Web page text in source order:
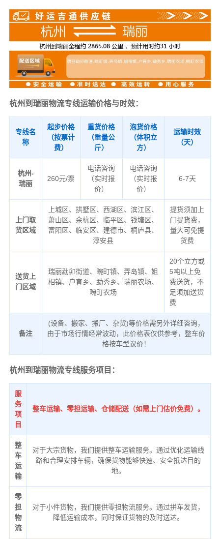
杭州到瑞丽物流专线运输价格与时效：
专线名
称
起步价格
（按票计
费）
重货价格
（重量公
斤）
泡货价格
（体积立
方）
运输时效
（天）
杭州-
瑞丽
260元/票
电话咨询
（实时报
价）
电话咨询
（实时报
价）
6-7天
上门取
货区域
上城区、拱墅区、西湖区、滨江区、
萧山区、余杭区、临平区、钱塘区、
富阳区、临安区、建德市、桐庐县、
淳安县
提货须加上
门提货费，
量大可免提
货费
送货上
门区域
瑞丽勐卯街道、畹町镇、弄岛镇、姐
相镇、户育乡、勐秀乡、瑞丽农场、
畹町农场
20个立方或
5吨以上免
费送货，不
足须加送货
费
备注
(设备、搬家、搬厂、杂货)等价格需另外详细咨询，
由于市场行情经常波动，此价格表仅供参考，整车价
格按车型议价！
杭州到瑞丽物流专线服务项目：
服
务
项
目
整车运输、零担运输、仓储配送（如需上门估价免费）。
整
车
运
输
对于大宗货物，我们提供整车运输服务。通过优化运输线
路和合理安排车辆，确保货物能够快速、安全抵达目的
地。
零
担
物
流
对于小件货物，我们提供零担物流服务。通过拼车发货，
降低运输成本，同时保证货物的及时送达。